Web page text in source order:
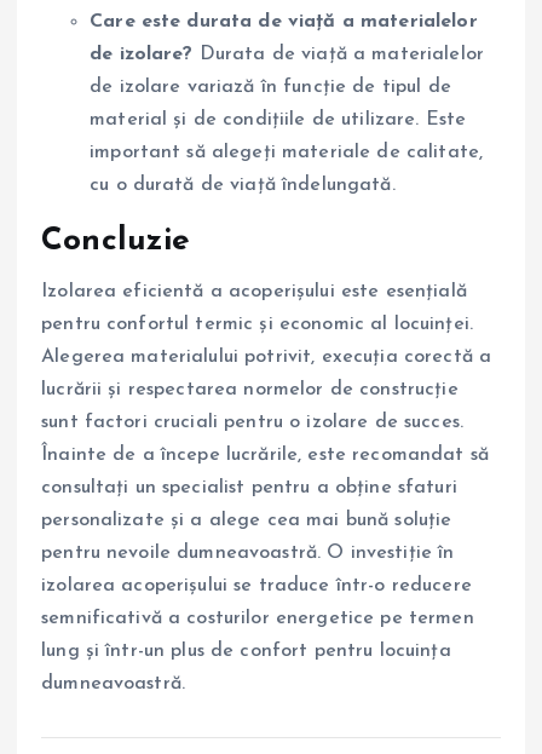
Care este durata de viață a materialelor
de izolare?
Durata de viață a materialelor
de izolare variază în funcție de tipul de
material și de condițiile de utilizare. Este
important să alegeți materiale de calitate,
cu o durată de viață îndelungată.
Concluzie
Izolarea eficientă a acoperișului este esențială
pentru confortul termic și economic al locuinței.
Alegerea materialului potrivit, execuția corectă a
lucrării și respectarea normelor de construcție
sunt factori cruciali pentru o izolare de succes.
Înainte de a începe lucrările, este recomandat să
consultați un specialist pentru a obține sfaturi
personalizate și a alege cea mai bună soluție
pentru nevoile dumneavoastră. O investiție în
izolarea acoperișului se traduce într-o reducere
semnificativă a costurilor energetice pe termen
lung și într-un plus de confort pentru locuința
dumneavoastră.